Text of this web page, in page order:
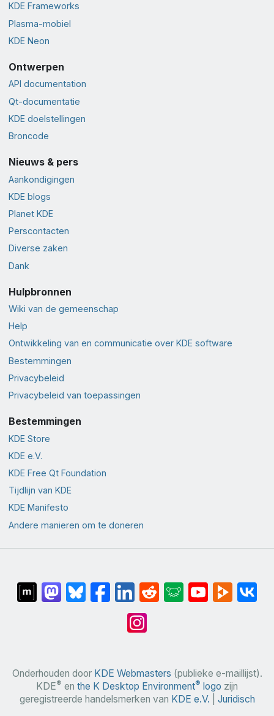
KDE Frameworks
Plasma-mobiel
KDE Neon
Ontwerpen
API documentation
Qt-documentatie
KDE doelstellingen
Broncode
Nieuws & pers
Aankondigingen
KDE blogs
Planet KDE
Perscontacten
Diverse zaken
Dank
Hulpbronnen
Wiki van de gemeenschap
Help
Ontwikkeling van en communicatie over KDE software
Bestemmingen
Privacybeleid
Privacybeleid van toepassingen
Bestemmingen
KDE Store
KDE e.V.
KDE Free Qt Foundation
Tijdlijn van KDE
KDE Manifesto
Andere manieren om te doneren
Onderhouden door KDE Webmasters (publieke e-maillijst).
KDE® en the K Desktop Environment® logo zijn
geregistreerde handelsmerken van KDE e.V. Juridisch